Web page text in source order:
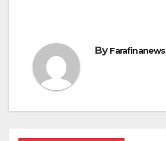
By Farafinanews